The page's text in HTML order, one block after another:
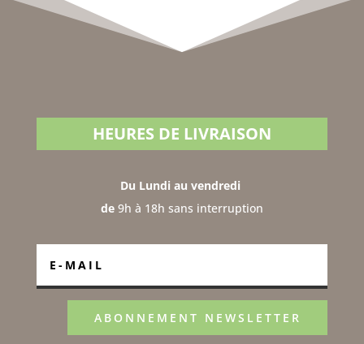
HEURES DE LIVRAISON
Du Lundi au vendredi
de9h à 18h sans interruption
ABONNEMENT NEWSLETTER